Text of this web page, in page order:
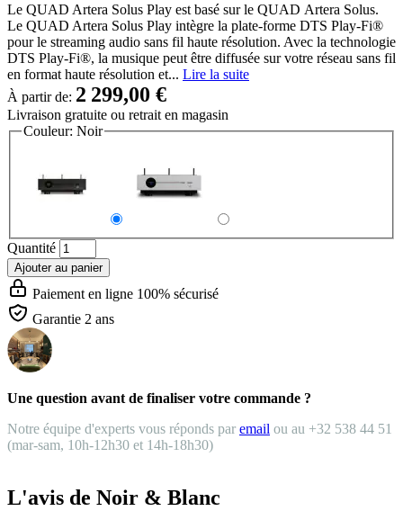
Le QUAD Artera Solus Play est basé sur le QUAD Artera Solus.
Le QUAD Artera Solus Play intègre la plate-forme DTS Play-Fi®
pour le streaming audio sans fil haute résolution. Avec la technologie
DTS Play-Fi®, la musique peut être diffusée sur votre réseau sans fil
en format haute résolution et... Lire la suite
À partir de: 2 299,00 €
Livraison gratuite ou retrait en magasin
Couleur: Noir
Quantité
Ajouter au panier
Paiement en ligne 100% sécurisé
Garantie 2 ans
Une question avant de finaliser votre commande ?
Notre équipe d'experts vous réponds par email ou au +32 538 44 51
(mar-sam, 10h-12h30 et 14h-18h30)
L'avis de Noir & Blanc